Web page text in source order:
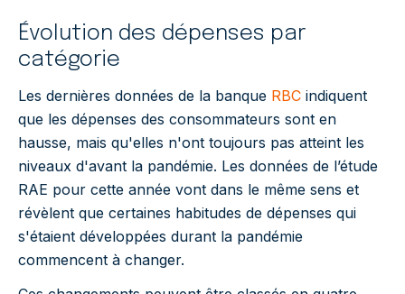
Évolution des dépenses par
catégorie
Les dernières données de la banque RBC indiquent
que les dépenses des consommateurs sont en
hausse, mais qu'elles n'ont toujours pas atteint les
niveaux d'avant la pandémie. Les données de l’étude
RAE pour cette année vont dans le même sens et
révèlent que certaines habitudes de dépenses qui
s'étaient développées durant la pandémie
commencent à changer.